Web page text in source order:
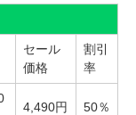
セール
価格
割引
率
4,490円 50％